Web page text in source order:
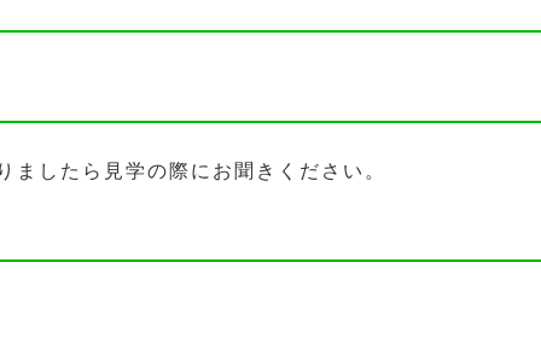
したら見学の際にお聞きください。